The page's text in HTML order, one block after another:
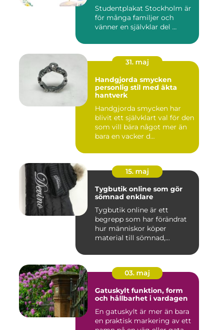
Studentplakat Stockholm är
för många familjer och
vänner en självklar del ...
31. maj
Handgjorda smycken
personlig stil med äkta
hantverk
Handgjorda smycken har
blivit ett självklart val för den
som vill bära något mer än
bara en vacker d...
15. maj
Tygbutik online som gör
sömnad enklare
Tygbutik online är ett
begrepp som har förändrat
hur människor köper
material till sömnad,
03. maj
Gatuskylt funktion, form
och hållbarhet i vardagen
En gatuskylt är mer än bara
en praktisk markering av ett